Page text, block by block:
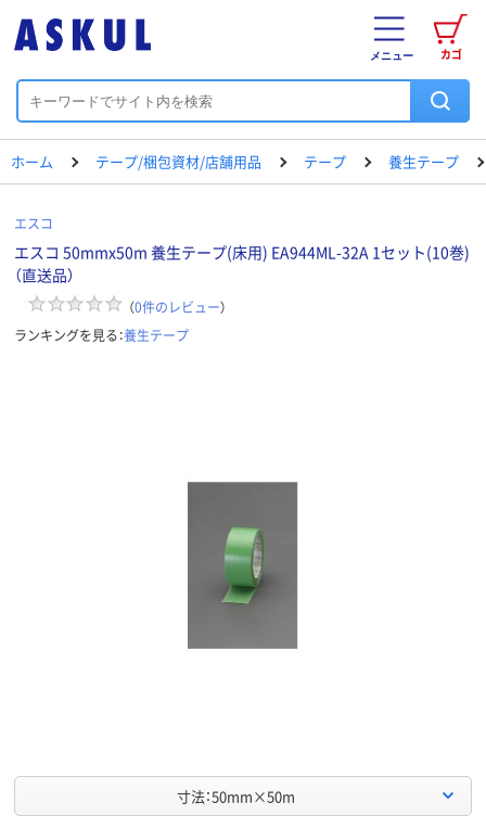
カゴ
メニュー
ホーム テープ/梱包資材/店舗用品 テープ 養生テープ
エスコ
エスコ 50mmx50m 養生テープ(床用) EA944ML-32A 1セット(10巻)
（直送品）
（0件のレビュー）
ランキングを見る：養生テープ
寸法：50mm×50m